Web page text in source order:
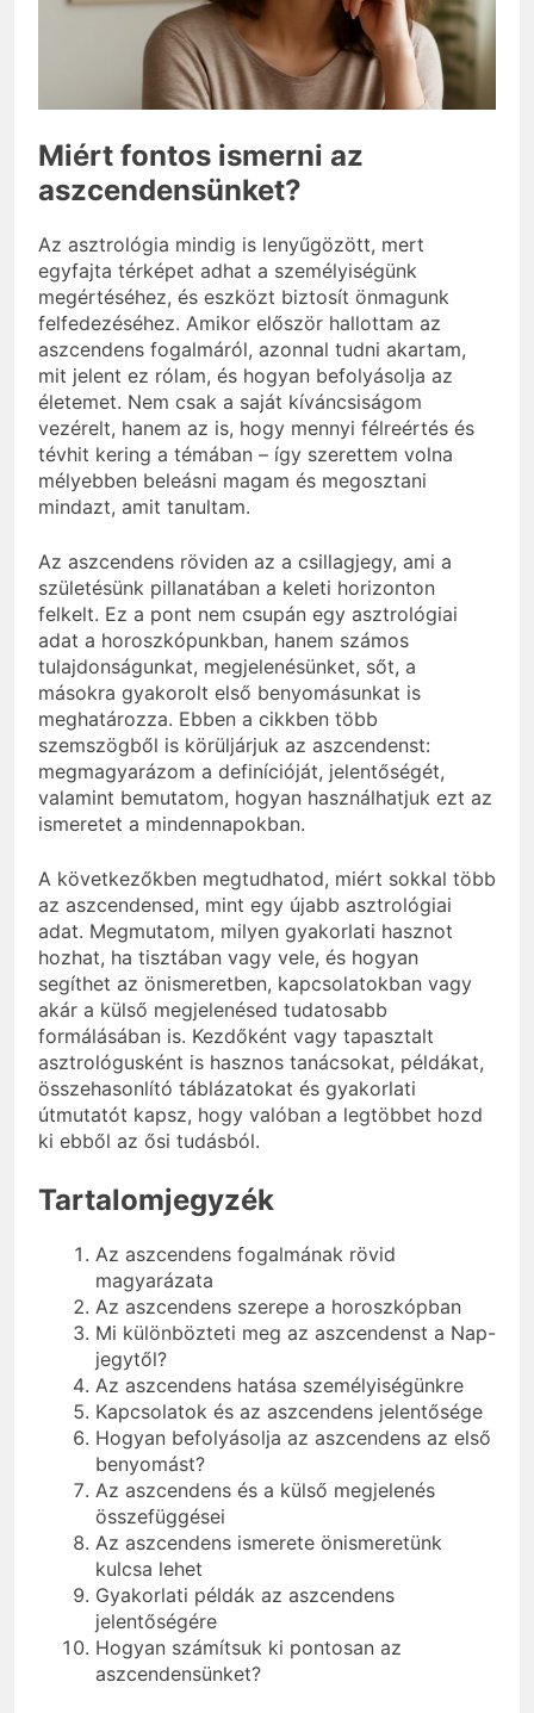
vérnyomás?
3 Nap Ezelőtt
Miért fontos ismerni az
aszcendensünket?
Az asztrológia mindig is lenyűgözött, mert
egyfajta térképet adhat a személyiségünk
megértéséhez, és eszközt biztosít önmagunk
felfedezéséhez. Amikor először hallottam az
aszcendens fogalmáról, azonnal tudni akartam,
mit jelent ez rólam, és hogyan befolyásolja az
életemet. Nem csak a saját kíváncsiságom
vezérelt, hanem az is, hogy mennyi félreértés és
tévhit kering a témában – így szerettem volna
mélyebben beleásni magam és megosztani
mindazt, amit tanultam.
Az aszcendens röviden az a csillagjegy, ami a
születésünk pillanatában a keleti horizonton
felkelt. Ez a pont nem csupán egy asztrológiai
adat a horoszkópunkban, hanem számos
tulajdonságunkat, megjelenésünket, sőt, a
másokra gyakorolt első benyomásunkat is
meghatározza. Ebben a cikkben több
szemszögből is körüljárjuk az aszcendenst:
megmagyarázom a definícióját, jelentőségét,
valamint bemutatom, hogyan használhatjuk ezt az
ismeretet a mindennapokban.
A következőkben megtudhatod, miért sokkal több
az aszcendensed, mint egy újabb asztrológiai
adat. Megmutatom, milyen gyakorlati hasznot
hozhat, ha tisztában vagy vele, és hogyan
segíthet az önismeretben, kapcsolatokban vagy
akár a külső megjelenésed tudatosabb
formálásában is. Kezdőként vagy tapasztalt
asztrológusként is hasznos tanácsokat, példákat,
összehasonlító táblázatokat és gyakorlati
útmutatót kapsz, hogy valóban a legtöbbet hozd
ki ebből az ősi tudásból.
Tartalomjegyzék
Az aszcendens fogalmának rövid
magyarázata
Az aszcendens szerepe a horoszkópban
Mi különbözteti meg az aszcendenst a Nap-
jegytől?
Az aszcendens hatása személyiségünkre
Kapcsolatok és az aszcendens jelentősége
Hogyan befolyásolja az aszcendens az első
benyomást?
Az aszcendens és a külső megjelenés
összefüggései
Az aszcendens ismerete önismeretünk
kulcsa lehet
Gyakorlati példák az aszcendens
jelentőségére
Hogyan számítsuk ki pontosan az
aszcendensünket?